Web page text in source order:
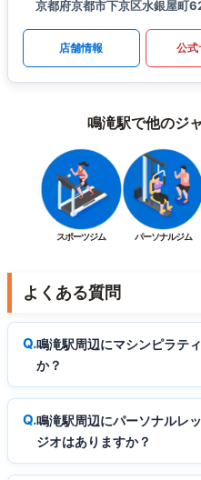
京都府京都市下京区水銀屋町
店舗情報 公式
鳴滝駅で他のジ
スポーツジム パーソナルジム
よくある質問
鳴滝駅周辺にマシンピラテ
か？
鳴滝駅周辺にパーソナルレ
ジオはありますか？